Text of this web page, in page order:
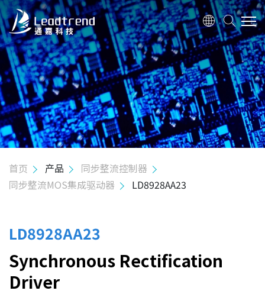
关于我们
产品
应用
投资人关系
联络我们
首页 产品
同步整流控制器
同步整流MOS集成驱动器
LD8928AA23
LD8928AA23
Synchronous Rectification
Driver